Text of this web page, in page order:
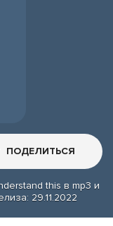
ПОДЕЛИТЬСЯ
this в mp3 и
29.11.2022